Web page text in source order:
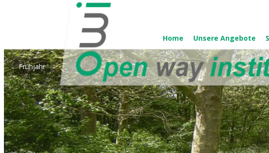
überspringen
Home Unsere Angebote
Navigation
überspringen
Frühjahr
Frühjahr
2 3 4 5